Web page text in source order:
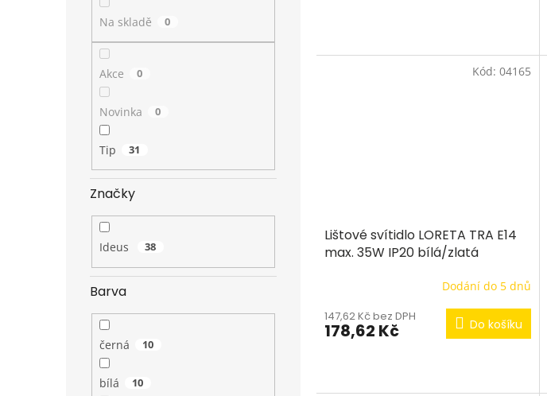
Na skladě 0
Akce 0
Novinka 0
Tip 31
Značky
Ideus 38
Barva
černá 10
bílá 10
Lištové svítidlo LORETA TRA E14
max. 35W IP20 bílá/zlatá
Dodání do 5 dnů
147,62 Kč bez DPH
178,62 Kč Do košíku
Kód: 04165